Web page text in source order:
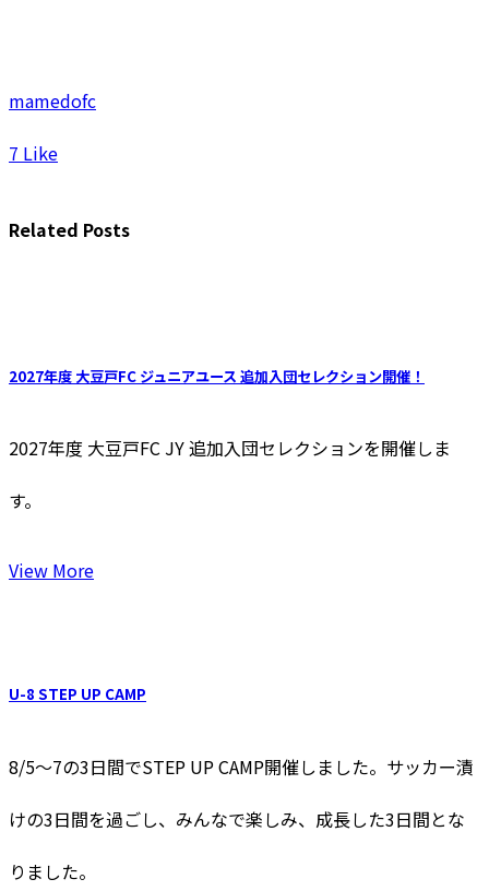
mamedofc
7 Like
Related Posts
2027年度 大豆戸FC ジュニアユース 追加入団セレクション開催！
2027年度 大豆戸FC JY 追加⼊団セレクションを開催しま
す。
View More
U-8 STEP UP CAMP
8/5〜7の3日間でSTEP UP CAMP開催しました。サッカー漬
けの3日間を過ごし、みんなで楽しみ、成長した3日間とな
りました。